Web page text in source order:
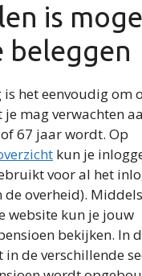
is
beleggen
het eenvoudig om
mag verwachten
67 jaar wordt. Op
kun je
voor al het
overheid).
website kun je jouw
bekijken. In
in de verschillende